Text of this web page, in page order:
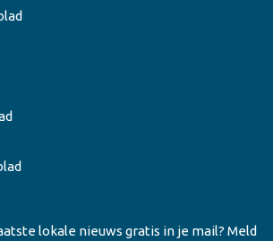
lokale nieuws gratis in je mail? Meld